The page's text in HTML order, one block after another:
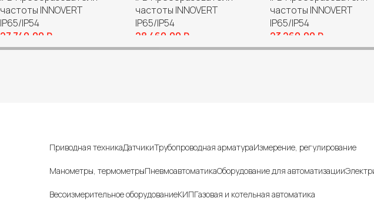
частоты INNOVERT
IP65/IP54
27 740,00 ₽
В корзину
частоты INNOVERT
IP65/IP54
28 460,00 ₽
В корзину
частоты INNOVERT
IP65/IP54
23 260,00 ₽
В корзину
Приводная техникаДатчикиТрубопроводная арматураИзмерение, регулирование
Манометры, термометрыПневмоавтоматикаОборудование для автоматизации
Весоизмерительное оборудованиеКИПГазовая и котельная автоматика